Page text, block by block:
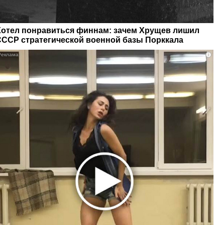
понравиться финнам: зачем Хрущев лишил
стратегической военной базы Порккала
i